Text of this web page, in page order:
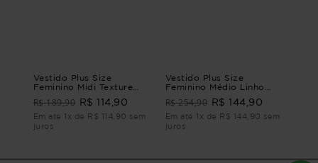
Vestido Plus Size
Feminino Midi Texture
VESTIDO MIDI TEXTURE
M - 44
R$ 189,90 R$ 114,90
Em até 1x de R$ 114,90 sem
juros
Vestido Plus Size
Feminino Médio Linho
R$ 254,90 R$ 144,90
Em até 1x de R$ 144,90 sem
juros